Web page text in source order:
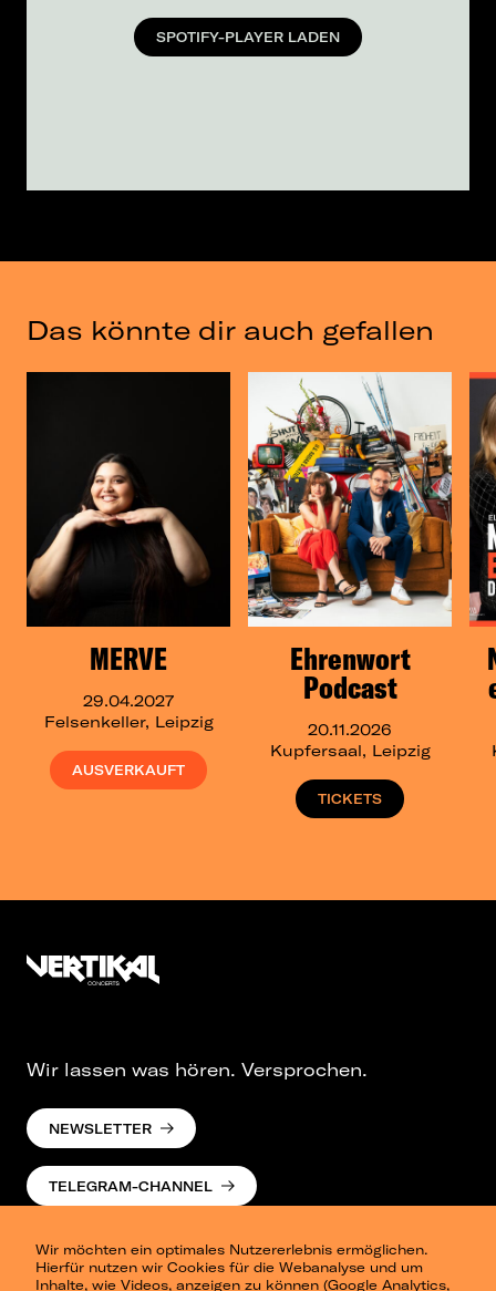
SPOTIFY-PLAYER LADEN
Das könnte dir auch gefallen
MERVE
29.04.2027
Felsenkeller, Leipzig
AUSVERKAUFT
Ehrenwort
Podcast
20.11.2026
Kupfersaal, Leipzig
TICKETS
Wir möchten ein optimales Nutzererlebnis ermöglichen.
Hierfür nutzen wir Cookies für die Webanalyse und um
Inhalte, wie Videos, anzeigen zu können (Google Analytics,
Wir lassen was hören. Versprochen.
NEWSLETTER
TELEGRAM-CHANNEL